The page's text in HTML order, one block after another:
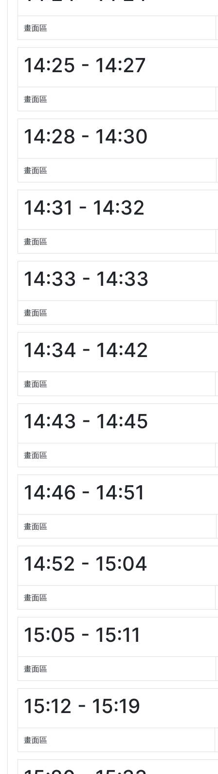
畫面區
14:25 - 14:27
畫面區
14:28 - 14:30
畫面區
14:31 - 14:32
畫面區
14:33 - 14:33
畫面區
14:34 - 14:42
畫面區
14:43 - 14:45
畫面區
14:46 - 14:51
畫面區
14:52 - 15:04
畫面區
15:05 - 15:11
畫面區
15:12 - 15:19
畫面區